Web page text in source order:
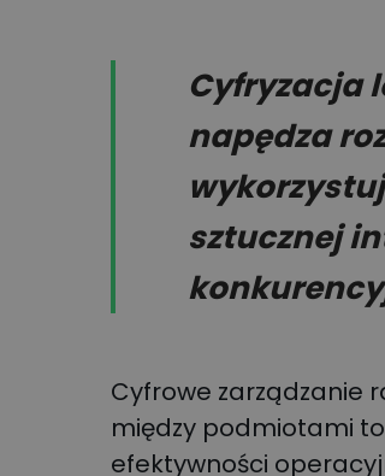
Cyfryzacja
napędza
sztucznej
Cyfrowe zarządzanie
między podmiotami
efektywności